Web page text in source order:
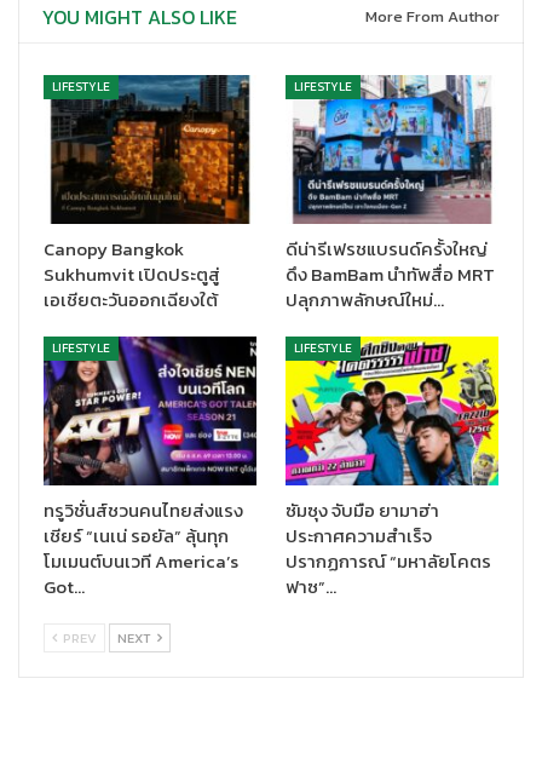
คอลเลคชั่นผ่านภาพถ่ายในมุมมองที่ร่วมสมัย คอลเลคชั่นนี้ประกอบ
ไปด้วยรองเท้าแตะ และรองเท้าแมรี่เจนในโทนสี แดงสด และสีดำ
คลาสสิคที่มาพร้อมกับการมัดปมเชือกศิลปะจีนที่ประณีต ซึ่งสื่อถึง
ความเป็นสิริมงคล โชคลาภ และ
ความงดงาม ช่วยเพิ่มความหรูหราให้กับดีไซน์ของรองเท้า สำหรับ
กระเป๋าในคอลเลคชั่นนี้ผลิตจากผ้าแจ็คการ์ด (Jacquard) มีให้เลือก
หลากหลายสไตล์ ตั้งแต่ไซส์มินิ สะพายไหล่ ไปจนถึงแบบทรงถัง เพื่อ
ตอบโจทย์ทั้งการใช้งาน และความสวยงาม ช่วยเสริมลุคในเทศกาล
ตรุษจีนนี้ได้อย่างลงตัว
นอกจากนี้ ชาร์ลส แอนด์ คีธ ยังได้นำเสนอตัวเลือกที่คัดสรรมาอย่างดี
เพื่อเสริมลุคในช่วงเทศกาลตรุษจีนนี้ เช่น กระเป๋าที่มาในเฉดสีครีม
แดง ชมพูอ่อน และม่วงลูกพลัม สร้างสมดุลระหว่างสีสันที่สะท้อนถึง
ความเป็นมงคล ตามประเพณี และความทันสมัยเข้าด้วยกัน ไอเทมเด่น
ในคอลเลคชั่นนี้ ได้แก่ รองเท้าแตะ และรองเท้าแมรี่เจน ในโทนสีเงิน และ
แดงที่สื่อถึงความชัดเจน และการเริ่มต้นใหม่ เหมาะสำหรับการเฉลิม
ฉลองที่ผสานกลิ่นอายดั้งเดิม เข้ากับความทันสมัยได้อย่างลงตัว
YOU MIGHT ALSO LIKE More From Author
LIFESTYLE
Canopy Bangkok
Sukhumvit เปิดประตูสู่
เอเชียตะวันออกเฉียงใต้
LIFESTYLE
ดีน่ารีเฟรชแบรนด์ครั้งใหญ่
ดึง BamBam นำทัพสื่อ MRT
ปลุกภาพลักษณ์ใหม่…
LIFESTYLE
ทรูวิชั่นส์ชวนคนไทยส่งแรง
เชียร์ “เนเน่ รอยัล” ลุ้นทุก
โมเมนต์บนเวที America’s
Got…
LIFESTYLE
ซัมซุง จับมือ ยามาฮ่า
ประกาศความสำเร็จ
ปรากฏการณ์ “มหาลัยโคตร
ฟาซ”…
PREV NEXT